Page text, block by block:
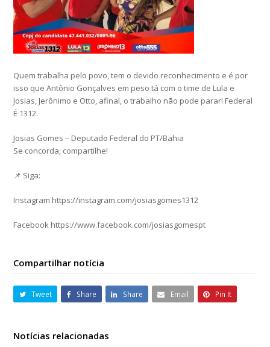
Quem trabalha pelo povo, tem o devido reconhecimento e é por
isso que Antônio Gonçalves em peso tá com o time de Lula e
Josias, Jerônimo e Otto, afinal, o trabalho não pode parar! Federal
É 1312.
Josias Gomes – Deputado Federal do PT/Bahia
Se concorda, compartilhe!
📌 Siga:
Instagram https://instagram.com/josiasgomes1312
Facebook https://www.facebook.com/josiasgomespt
Compartilhar notícia
Tweet Share Share Email Pin It
Notícias relacionadas